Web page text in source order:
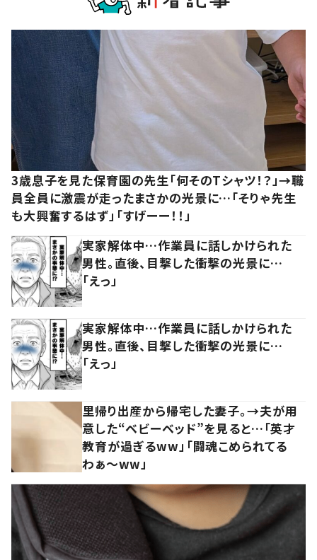
3歳息子を見た保育園の先生「何そのTシャツ！？」→職
員全員に激震が走ったまさかの光景に…「そりゃ先生
も大興奮するはず」「すげーー！！」
実家解体中…作業員に話しかけられた
男性。直後、目撃した衝撃の光景に…
「えっ」
実家解体中…作業員に話しかけられた
男性。直後、目撃した衝撃の光景に…
「えっ」
里帰り出産から帰宅した妻子。→夫が用
意した“ベビーベッド”を見ると…「英才
教育が過ぎるww」「闘魂こめられてる
わぁ～ww」